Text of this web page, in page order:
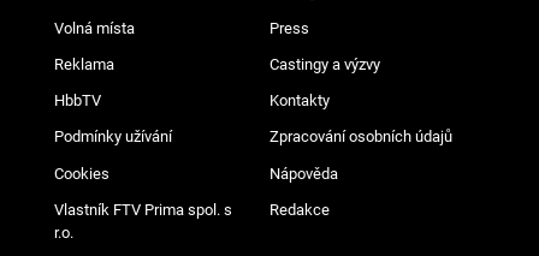
Volná místa Press
Reklama Castingy a výzvy
HbbTV Kontakty
Podmínky užívání Zpracování osobních údajů
Cookies Nápověda
Vlastník FTV Prima spol. s
r.o.
Redakce